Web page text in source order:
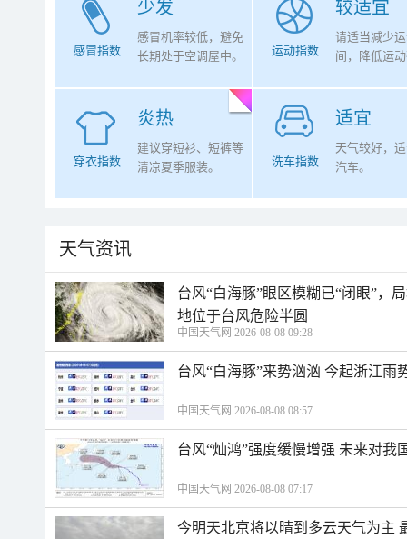
少发
感冒指数
感冒机率较低，避免
长期处于空调屋中。
较适宜
运动指数
请适当减少
间，降低运
炎热
穿衣指数
建议穿短衫、短裤等
清凉夏季服装。
适宜
洗车指数
天气较好，
汽车。
天气资讯
台风“白海豚”眼区模糊已“闭眼”，
地位于台风危险半圆
中国天气网 2026-08-08 09:28
台风“白海豚”来势汹汹 今起浙江雨
中国天气网 2026-08-08 08:57
台风“灿鸿”强度缓慢增强 未来对我
中国天气网 2026-08-08 07:17
今明天北京将以晴到多云天气为主